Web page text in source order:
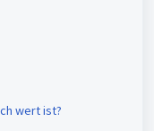
wert ist?